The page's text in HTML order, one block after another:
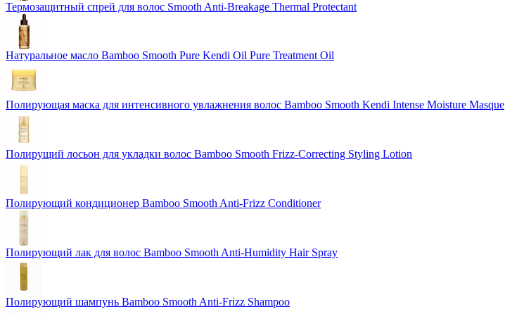
Термозащитный спрей для волос Smooth Anti-Breakage Thermal Protectant
Натуральное масло Bamboo Smooth Pure Kendi Oil Pure Treatment Oil
Полирующая маска для интенсивного увлажнения волос Bamboo Smooth Kendi Intense Moisture Masque
Полирущий лосьон для укладки волос Bamboo Smooth Frizz-Correcting Styling Lotion
Полирующий кондиционер Bamboo Smooth Anti-Frizz Conditioner
Полирующий лак для волос Bamboo Smooth Anti-Humidity Hair Spray
Полирующий шампунь Bamboo Smooth Anti-Frizz Shampoo